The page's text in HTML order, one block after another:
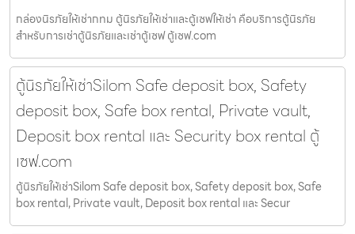
กล่องนิรภัยให้เช่ากทม ตู้นิรภัยให้เช่าและตู้เซฟให้เช่า คือบริการตู้นิรภัย
สำหรับการเช่าตู้นิรภัยและเช่าตู้เซฟ ตู้เซฟ.com
ตู้นิรภัยให้เช่าSilom Safe deposit box, Safety
deposit box, Safe box rental, Private vault,
Deposit box rental และ Security box rental ตู้
เซฟ.com
ตู้นิรภัยให้เช่าSilom Safe deposit box, Safety deposit box, Safe
box rental, Private vault, Deposit box rental และ Secur